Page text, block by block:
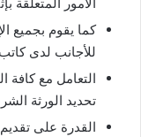
كما يقوم بجميع
للأجانب لدى
التعامل مع كافة
تحديد الورثة
القدرة على